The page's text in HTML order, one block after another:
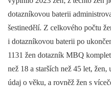
dotazníkovou baterii
šestinedělí. Z celkového počtu
i dotazníkovou baterii po
1131 žen dotazník MBQ
než 18 a starších než 45 let,
údaj o věku, a rovněž žen s